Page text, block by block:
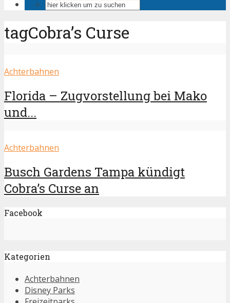
tagCobra’s Curse
Achterbahnen
Florida – Zugvorstellung bei Mako
und...
Achterbahnen
Busch Gardens Tampa kündigt
Cobra’s Curse an
Facebook
Kategorien
Achterbahnen
Disney Parks